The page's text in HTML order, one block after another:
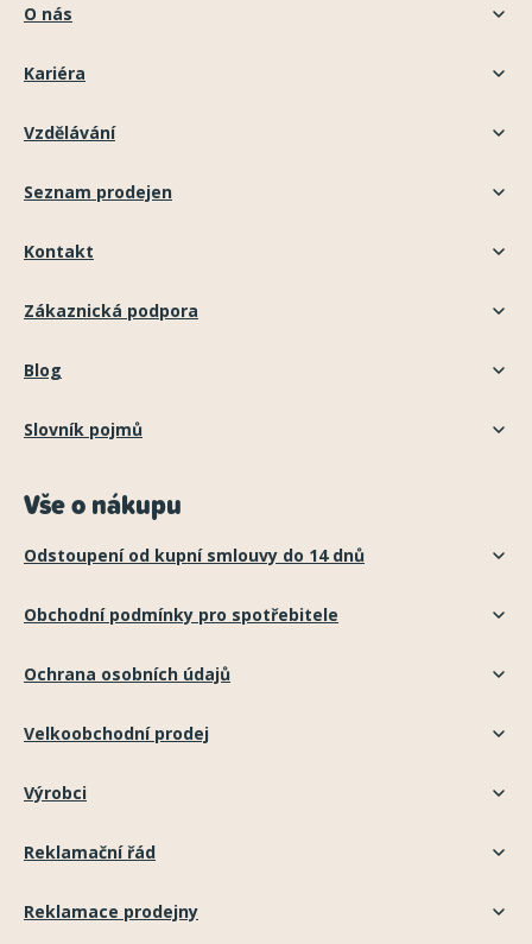
O nás
Kariéra
Vzdělávání
Seznam prodejen
Kontakt
Zákaznická podpora
Blog
Slovník pojmů
Vše o nákupu
Odstoupení od kupní smlouvy do 14 dnů
Obchodní podmínky pro spotřebitele
Ochrana osobních údajů
Velkoobchodní prodej
Výrobci
Reklamační řád
Reklamace prodejny